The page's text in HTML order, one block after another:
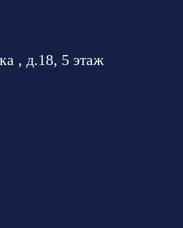
, д.18, 5 этаж